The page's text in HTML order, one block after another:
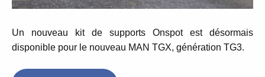
Un nouveau kit de supports Onspotest désormais
disponible pour le nouveau MAN TGX, génération TG3.